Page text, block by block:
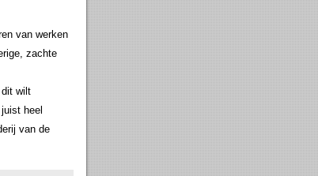
van werken
zachte
wilt
heel
van de